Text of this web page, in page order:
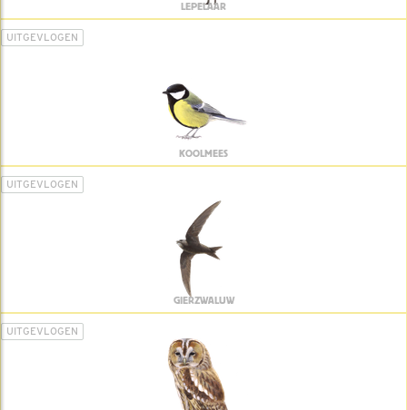
LEPELAAR
UITGEVLOGEN
KOOLMEES
UITGEVLOGEN
GIERZWALUW
UITGEVLOGEN